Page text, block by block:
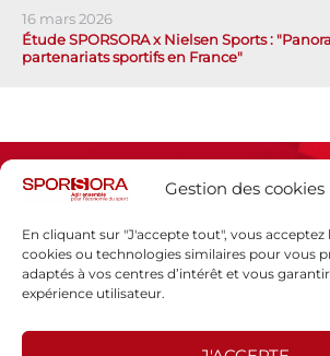
Gestion des cookies
En cliquant sur "J'accepte tout", vous acceptez
cookies ou technologies similaires pour vous
adaptés à vos centres d’intérêt et vous
expérience utilisateur.
16 mars 2026
Étude SPORSORA x Nielsen Sports :
partenariats sportifs en France"
Espace presse
Politique de